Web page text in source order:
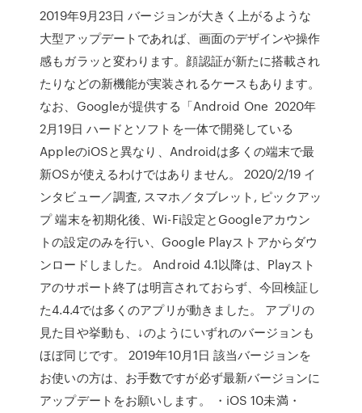
2019年9月23日 バージョンが大きく上がるような
大型アップデートであれば、画面のデザインや操作
感もガラッと変わります。顔認証が新たに搭載され
たりなどの新機能が実装されるケースもあります。
なお、Googleが提供する「Android One 2020年
2月19日 ハードとソフトを一体で開発している
AppleのiOSと異なり、Androidは多くの端末で最
新OSが使えるわけではありません。 2020/2/19 イ
ンタビュー／調査, スマホ／タブレット, ピックアッ
プ 端末を初期化後、Wi-Fi設定とGoogleアカウン
トの設定のみを行い、Google Playストアからダウ
ンロードしました。 Android 4.1以降は、Playスト
アのサポート終了は明言されておらず、今回検証し
た4.4.4では多くのアプリが動きました。 アプリの
見た目や挙動も、↓のようにいずれのバージョンも
ほぼ同じです。 2019年10月1日 該当バージョンを
お使いの方は、お手数ですが必ず最新バージョンに
アップデートをお願いします。 ・iOS 10未満・